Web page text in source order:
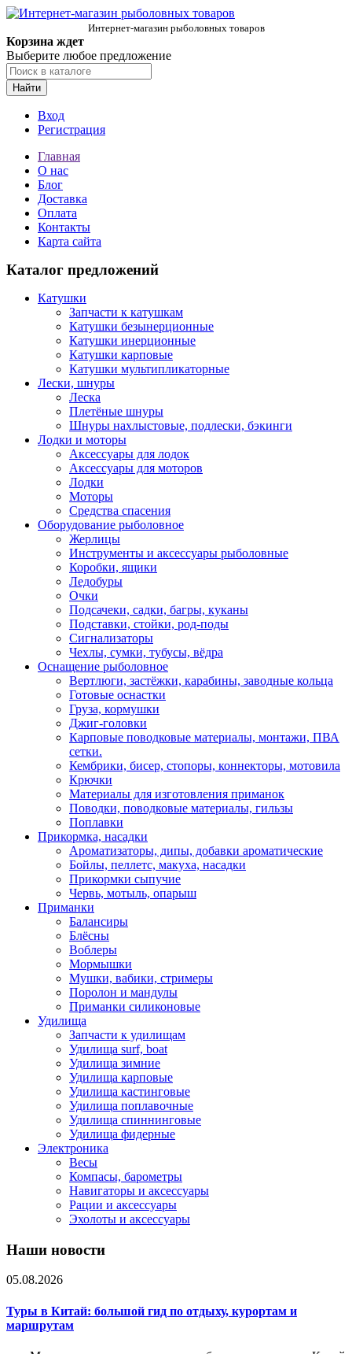
Интернет-магазин рыболовных товаров
Корзина ждет
Выберите любое предложение
Найти
Вход
Регистрация
Главная
О нас
Блог
Доставка
Оплата
Контакты
Карта сайта
Каталог предложений
Катушки
Запчасти к катушкам
Катушки безынерционные
Катушки инерционные
Катушки карповые
Катушки мультипликаторные
Лески, шнуры
Леска
Плетёные шнуры
Шнуры нахлыстовые, подлески, бэкинги
Лодки и моторы
Аксессуары для лодок
Аксессуары для моторов
Лодки
Моторы
Средства спасения
Оборудование рыболовное
Жерлицы
Инструменты и аксессуары рыболовные
Коробки, ящики
Ледобуры
Очки
Подсачеки, садки, багры, куканы
Подставки, стойки, род-поды
Сигнализаторы
Чехлы, сумки, тубусы, вёдра
Оснащение рыболовное
Вертлюги, застёжки, карабины, заводные кольца
Готовые оснастки
Груза, кормушки
Джиг-головки
Карповые поводковые материалы, монтажи, ПВА
сетки.
Кембрики, бисер, стопоры, коннекторы, мотовила
Крючки
Материалы для изготовления приманок
Поводки, поводковые материалы, гильзы
Поплавки
Прикормка, насадки
Ароматизаторы, дипы, добавки ароматические
Бойлы, пеллетс, макуха, насадки
Прикормки сыпучие
Червь, мотыль, опарыш
Приманки
Балансиры
Блёсны
Воблеры
Мормышки
Мушки, вабики, стримеры
Поролон и мандулы
Приманки силиконовые
Удилища
Запчасти к удилищам
Удилища surf, boat
Удилища зимние
Удилища карповые
Удилища кастинговые
Удилища поплавочные
Удилища спиннинговые
Удилища фидерные
Электроника
Весы
Компасы, барометры
Навигаторы и аксессуары
Рации и аксессуары
Эхолоты и аксессуары
Наши новости
05.08.2026
Туры в Китай: большой гид по отдыху, курортам и
маршрутам